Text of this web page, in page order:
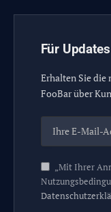
Für
Erhalten Sie die
FooBar über
„Mit Ihrer